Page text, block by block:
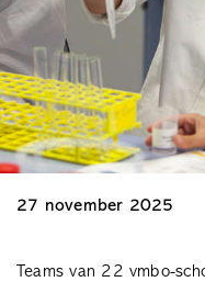
27 november 2025
Teams van 22 vmbo-